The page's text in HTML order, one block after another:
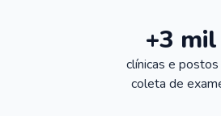
+3 mil
clínicas e
coleta de